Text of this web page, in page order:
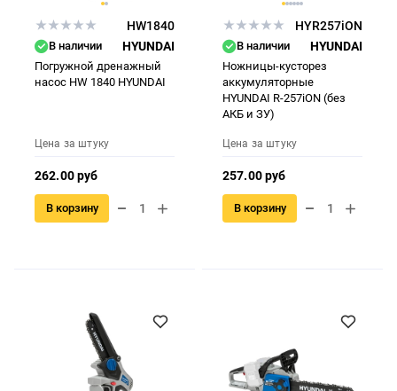
HW1840
В наличии HYUNDAI
Погружной дренажный
насос HW 1840 HYUNDAI
Цена за штуку
262.00 руб
В корзину
HYR257iON
В наличии HYUNDAI
Ножницы-кусторез
аккумуляторные
HYUNDAI R-257iON (без
АКБ и ЗУ)
Цена за штуку
257.00 руб
В корзину